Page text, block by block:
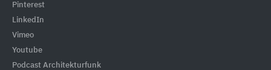
Pinterest
LinkedIn
Vimeo
Youtube
Podcast Architekturfunk